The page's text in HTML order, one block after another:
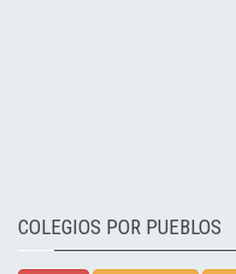
COLEGIOS POR PUEBLOS